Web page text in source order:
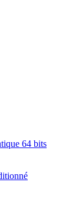
64 bits